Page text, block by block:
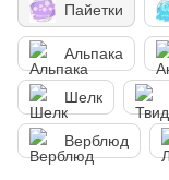
Пайетки
Альпака
Шелк
Верблюд